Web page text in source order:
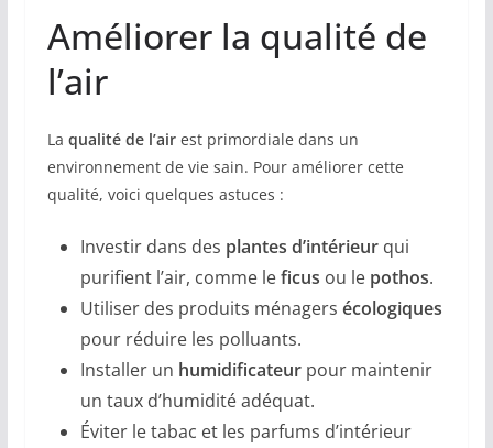
Améliorer la qualité de
l’air
La qualité de l’airest primordiale dans un
environnement de vie sain. Pour améliorer cette
qualité, voici quelques astuces :
Investir dans des plantes d’intérieurqui
purifient l’air, comme leficus ou le pothos.
Utiliser des produits ménagers écologiques
pour réduire les polluants.
Installer un humidificateurpour maintenir
un taux d’humidité adéquat.
Éviter le tabac et les parfums d’intérieur